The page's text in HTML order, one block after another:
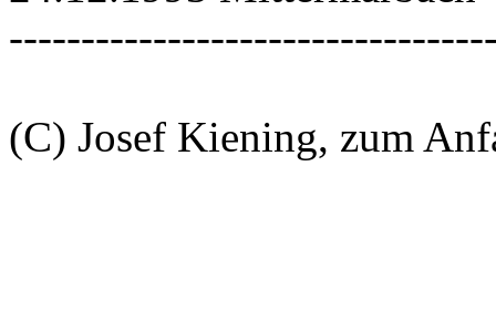
(C) Josef Kiening, zum